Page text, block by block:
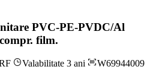
PVC-PE-PVDC/Al
film.
Valabilitate 3 ani
W69944009